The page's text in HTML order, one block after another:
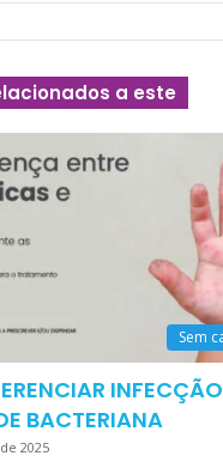
a este
Sem
INFECÇÃO
BACTERIANA
2025